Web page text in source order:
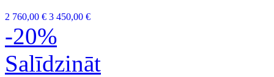
2 760,00 € 3 450,00 €
-20%
Salīdzināt